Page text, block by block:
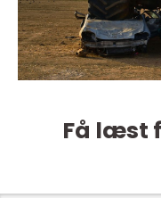
Få læst